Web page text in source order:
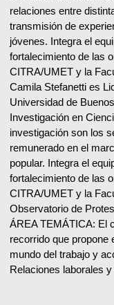
relaciones entre
transmisión de
jóvenes. Integra el
fortalecimiento de las
CITRA/UMET y la
Camila Stefanetti es
Universidad de
Investigación en
investigación son los
remunerado en el
popular. Integra el
fortalecimiento de las
CITRA/UMET y la
Observatorio de
ÁREA TEMÁTICA: El
recorrido que propone
mundo del trabajo y
Relaciones laborales